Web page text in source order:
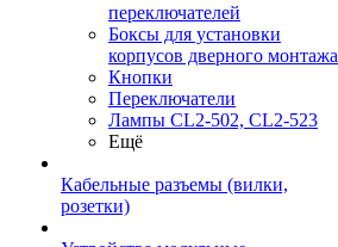
переключателей
Боксы для установки
корпусов дверного монтажа
Кнопки
Переключатели
Лампы CL2-502, CL2-523
Ещё
Кабельные разъемы (вилки,
розетки)